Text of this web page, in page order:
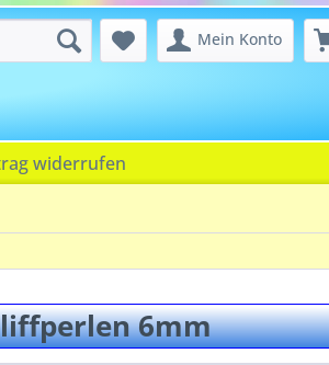
Mein Konto
widerrufen
6mm